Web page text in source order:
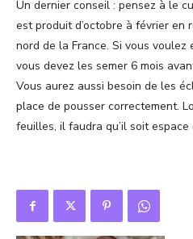
Un dernier conseil : pensez à le
est produit d’octobre à février en
nord de la France. Si vous
vous devez les semer 6 mois
Vous aurez aussi besoin de les
place de pousser correctement.
feuilles, il faudra qu’il soit espace